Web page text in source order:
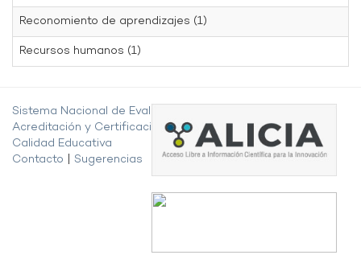
Reconomiento de aprendizajes (1)
Recursos humanos (1)
Sistema Nacional de Evaluación,
Acreditación y Certificación de la
Calidad Educativa
Contacto
Sugerencias